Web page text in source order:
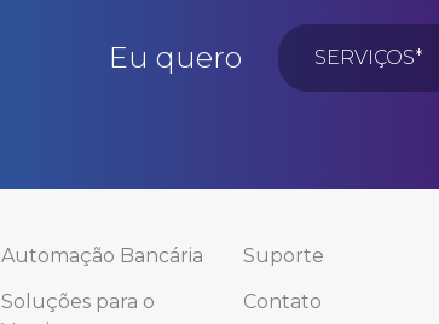
Eu quero
Automação Bancária Suporte
Soluções para o
Contato